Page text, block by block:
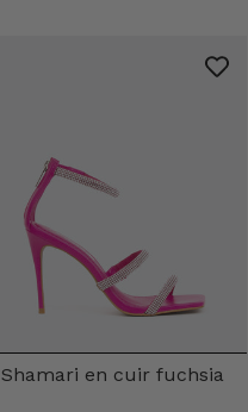
Shamari en cuir fuchsia